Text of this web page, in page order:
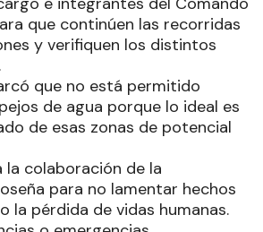
que continúen las recorridas
y verifiquen los distintos
que no está permitido
de agua porque lo ideal es
de esas zonas de potencial
la colaboración de la
para no lamentar hechos
la pérdida de vidas humanas.